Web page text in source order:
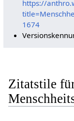
https://
1674
Zitatstile